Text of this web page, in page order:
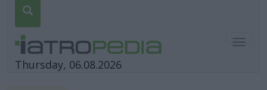
Thursday, 06.08.2026